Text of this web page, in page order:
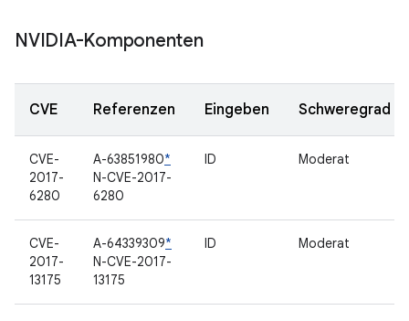
NVIDIA-Komponenten
CVE Referenzen Eingeben Schweregrad
CVE-
2017-
6280
A-63851980*
N-CVE-2017-
6280
ID Moderat
CVE-
2017-
13175
A-64339309*
N-CVE-2017-
13175
ID Moderat